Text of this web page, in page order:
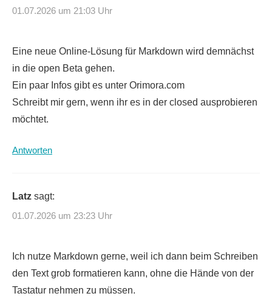
01.07.2026 um 21:03 Uhr
Eine neue Online-Lösung für Markdown wird demnächst
in die open Beta gehen.
Ein paar Infos gibt es unter Orimora.com
Schreibt mir gern, wenn ihr es in der closed ausprobieren
möchtet.
Antworten
Latz sagt:
01.07.2026 um 23:23 Uhr
Ich nutze Markdown gerne, weil ich dann beim Schreiben
den Text grob formatieren kann, ohne die Hände von der
Tastatur nehmen zu müssen.